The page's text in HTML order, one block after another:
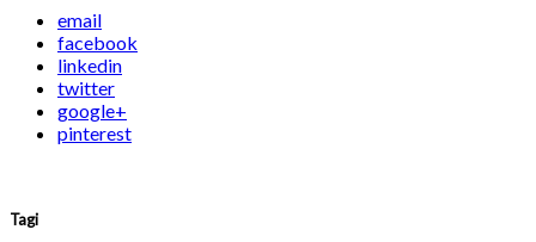
email
facebook
linkedin
twitter
google+
pinterest
Tagi